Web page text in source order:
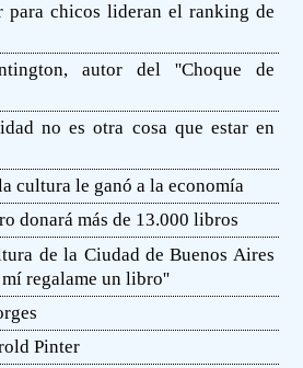
para chicos lideran el ranking de
autor del ''Choque de
no es otra cosa que estar en
cultura le ganó a la economía
donará más de 13.000 libros
de la Ciudad de Buenos Aires
regalame un libro''
Pinter